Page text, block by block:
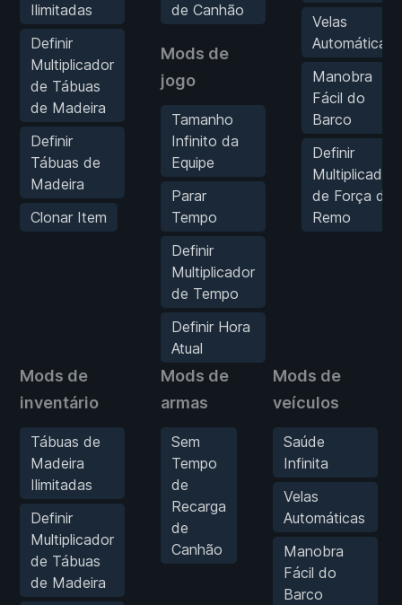
Ilimitadas
Definir
Multiplicador
de Tábuas
de Madeira
Definir
Tábuas de
Madeira
Clonar Item
de Canhão
Mods de
jogo
Tamanho
Infinito da
Equipe
Parar
Tempo
Definir
Multiplicador
de Tempo
Definir Hora
Atual
Velas
Automáticas
Manobra
Fácil do
Barco
Definir
Multiplicador
de Força de
Remo
Mods de
inventário
Tábuas de
Madeira
Ilimitadas
Definir
Multiplicador
de Tábuas
de Madeira
Mods de
armas
Sem
Tempo
de
Recarga
de
Canhão
Mods de
veículos
Saúde
Infinita
Velas
Automáticas
Manobra
Fácil do
Barco